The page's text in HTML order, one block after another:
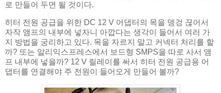
로 만들어 두면 될 것이다.
히터 전원 공급을 위한 DC 12 V 어댑터의 목을 뎅겅 끊어서
자작 앰프의 내부에 넣자니 아깝다는 생각이 들어서 여러 가
지 방법을 궁리하고 있다. 목을 자르지 말고 커넥터 처리를 할
까? 또는 알리익스프레스에서 보드형 SMPS을 따로 사서 앰
프 내부에 넣을까? 12 V 릴레이를 써서 히터 전원 공급용 어
댑터를 연결해야 주 전원이 들어오게 만들어 볼까?